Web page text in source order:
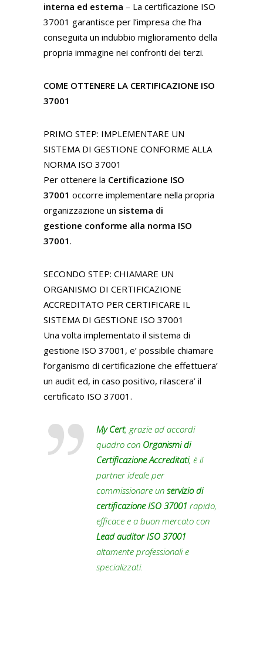
interna ed esterna – La certificazione ISO
37001 garantisce per l’impresa che l’ha
conseguita un indubbio miglioramento della
propria immagine nei confronti dei terzi.
COME OTTENERE LA CERTIFICAZIONE ISO
37001
PRIMO STEP: IMPLEMENTARE UN
SISTEMA DI GESTIONE CONFORME ALLA
NORMA ISO 37001
Per ottenere la Certificazione ISO
37001 occorre implementare nella propria
organizzazione un sistema di
gestione conforme alla norma ISO
37001.
SECONDO STEP: CHIAMARE UN
ORGANISMO DI CERTIFICAZIONE
ACCREDITATO PER CERTIFICARE IL
SISTEMA DI GESTIONE ISO 37001
Una volta implementato il sistema di
gestione ISO 37001, e’ possibile chiamare
l’organismo di certificazione che effettuera’
un audit ed, in caso positivo, rilascera’ il
certificato ISO 37001.
My Cert, grazie ad accordi
quadro con Organismi di
Certificazione Accreditati, è il
partner ideale per
commissionare un servizio di
certificazione ISO 37001 rapido,
efficace e a buon mercato con
Lead auditor ISO 37001
altamente professionali e
specializzati.